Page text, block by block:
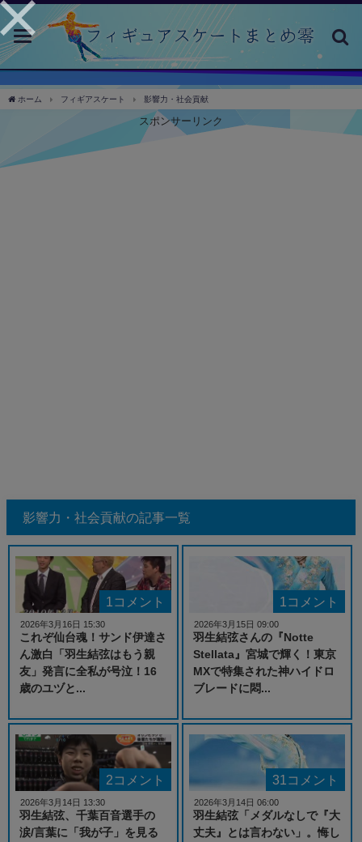
toggle
navigation
ホーム フィギアスケート 影響力・社会貢献
スポンサーリンク
影響力・社会貢献の記事一覧
1コメント
これぞ仙台魂！サンド伊達さ
ん激白「羽生結弦はもう親
友」発言に全私が号泣！16
歳のユヅと...
2026年3月16日 15:30
1コメント
羽生結弦さんの『Notte
Stellata』宮城で輝く！東京
MXで特集された神ハイドロ
ブレードに悶...
2026年3月15日 09:00
2コメント
羽生結弦、千葉百音選手の
涙/言葉に「我が子」を見る
2026年3月14日 13:30
31コメント
羽生結弦「メダルなしで『大
丈夫』とは言わない」。悔し
2026年3月14日 06:00